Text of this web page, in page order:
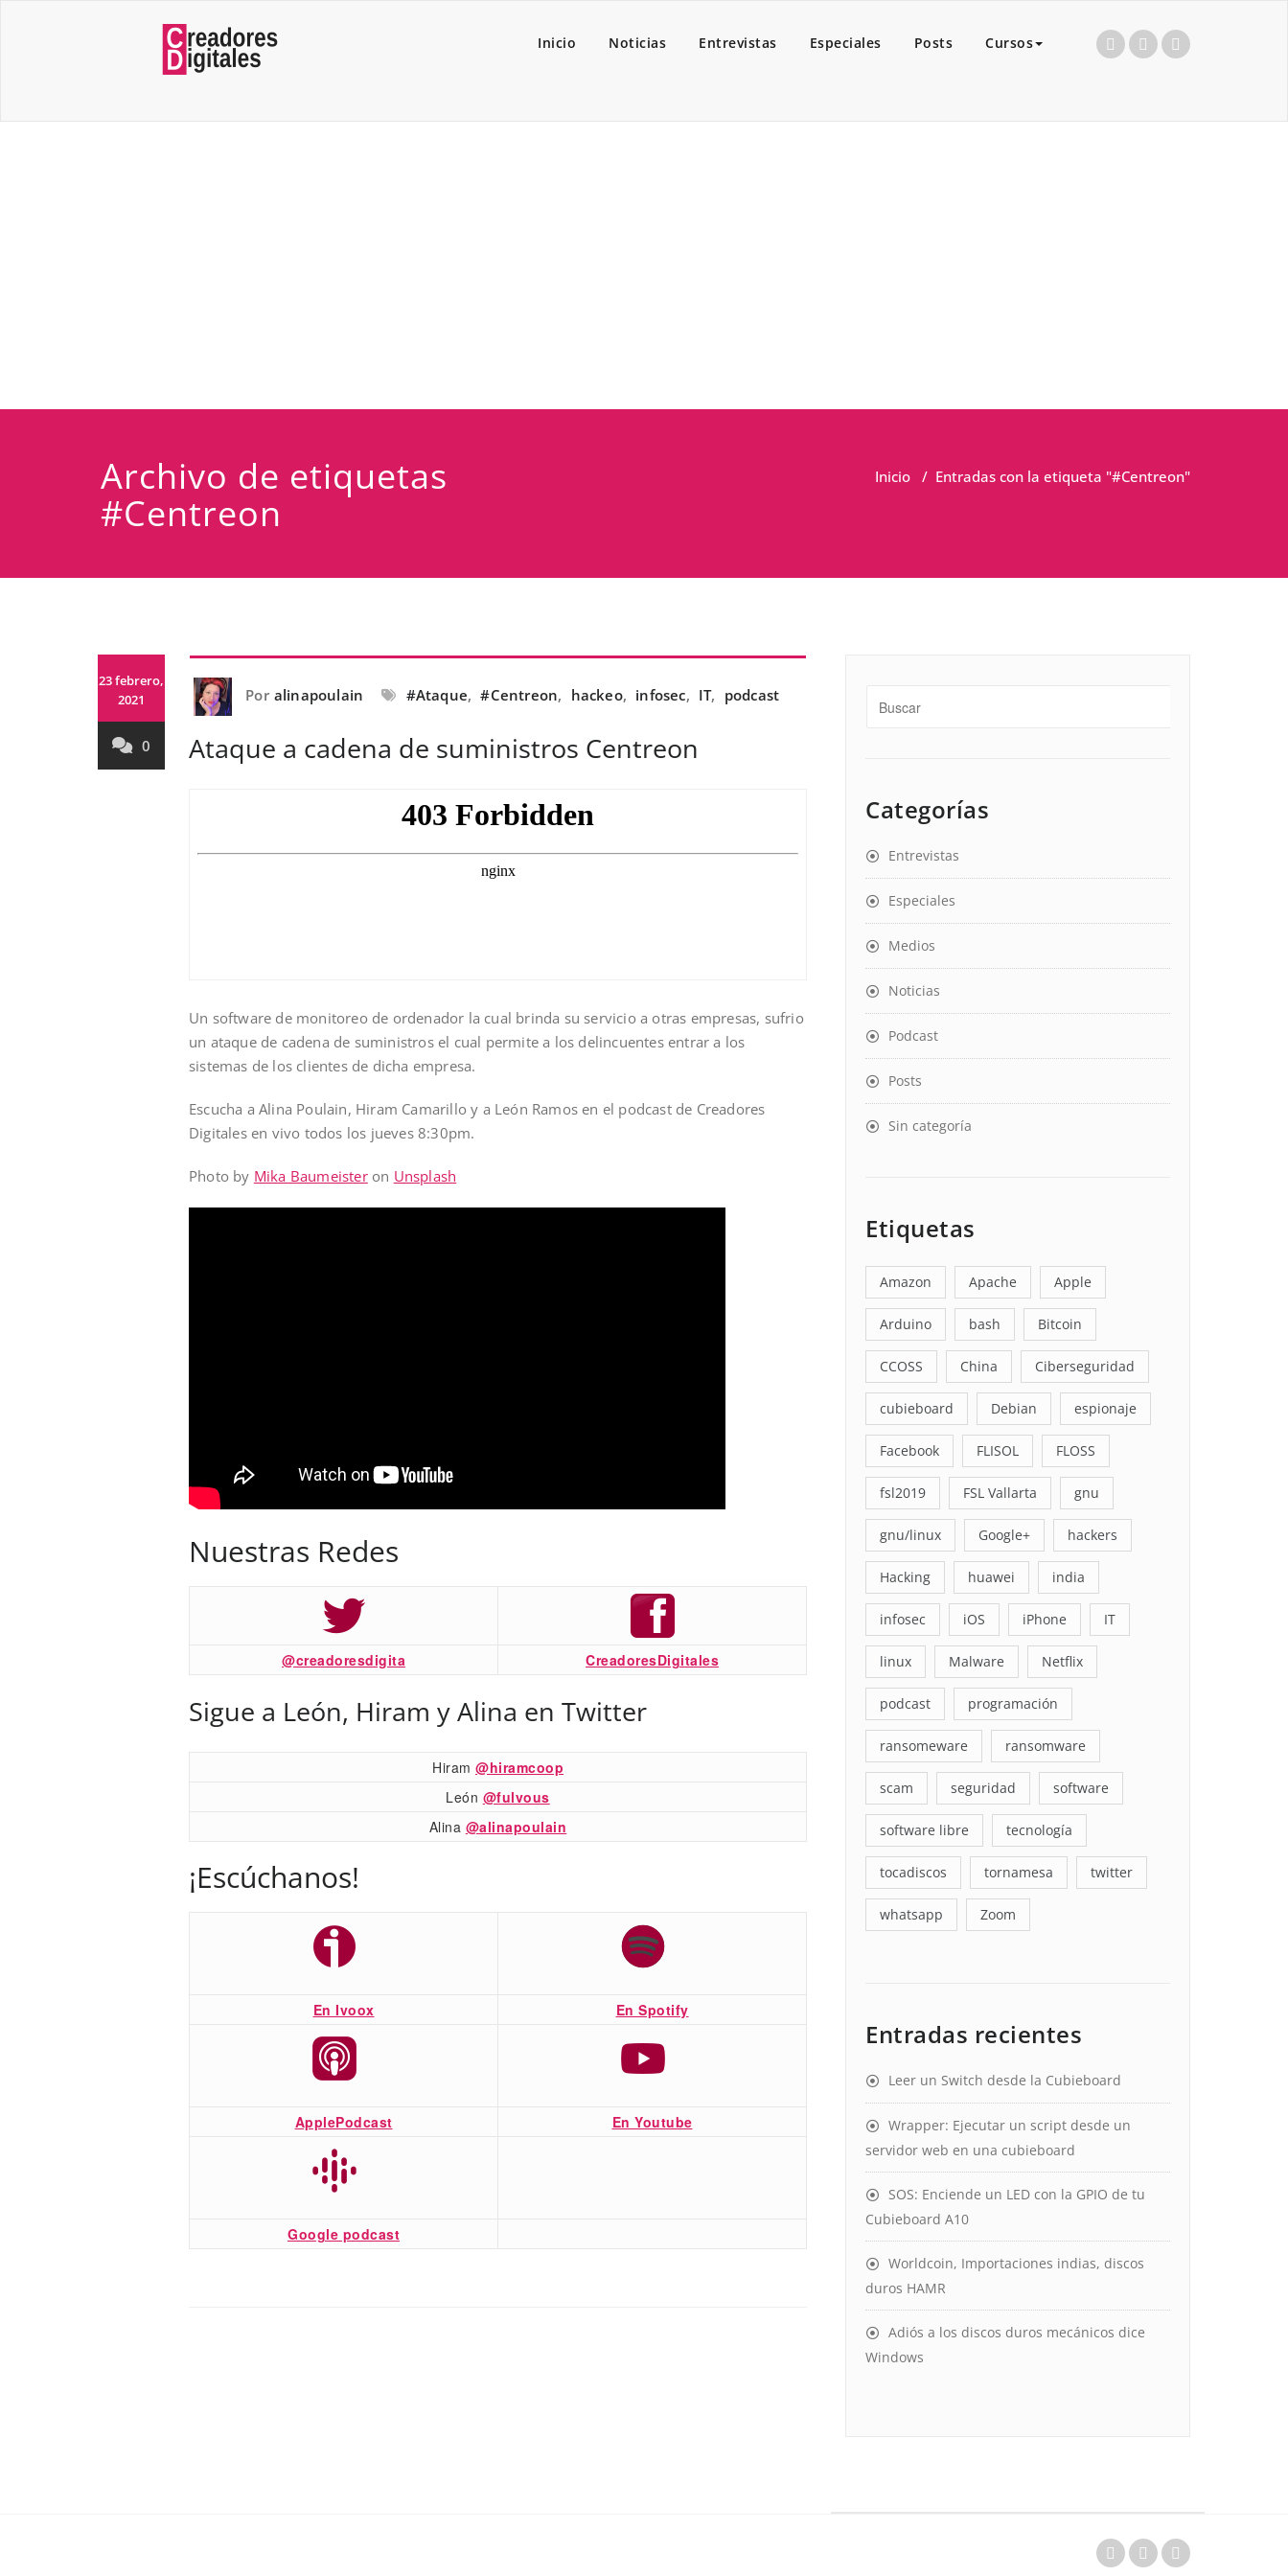
Inicio Noticias Entrevistas Especiales Posts Cursos
Archivo de etiquetas
#Centreon
Inicio / Entradas con la etiqueta "#Centreon"
23 febrero,
2021
0
Por alinapoulain #Ataque, #Centreon, hackeo, infosec, IT, podcast
Ataque a cadena de suministros Centreon
Un software de monitoreo de ordenador la cual brinda su servicio a otras empresas, sufrio
un ataque de cadena de suministros el cual permite a los delincuentes entrar a los
sistemas de los clientes de dicha empresa.
Escucha a Alina Poulain, Hiram Camarillo y a León Ramos en el podcast de Creadores
Digitales en vivo todos los jueves 8:30pm.
Photo by Mika Baumeisteron Unsplash
Nuestras Redes
@creadoresdigita CreadoresDigitales
Sigue a León, Hiram y Alina en Twitter
Hiram @hiramcoop
León @fulvous
Alina @alinapoulain
¡Escúchanos!
En Ivoox En Spotify
ApplePodcast En Youtube
Google podcast
Categorías
Entrevistas
Especiales
Medios
Noticias
Podcast
Posts
Sin categoría
Etiquetas
Amazon Apache Apple
Arduino bash Bitcoin
CCOSS China Ciberseguridad
cubieboard Debian espionaje
Facebook FLISOL FLOSS
fsl2019 FSL Vallarta gnu
gnu/linux Google+ hackers
Hacking huawei india
infosec iOS iPhone IT
linux Malware Netflix
podcast programación
ransomeware ransomware
scam seguridad software
software libre tecnología
tocadiscos tornamesa twitter
whatsapp Zoom
Entradas recientes
Leer un Switch desde la Cubieboard
Wrapper: Ejecutar un script desde un
servidor web en una cubieboard
SOS: Enciende un LED con la GPIO de tu
Cubieboard A10
Worldcoin, Importaciones indias, discos
duros HAMR
Adiós a los discos duros mecánicos dice
Windows